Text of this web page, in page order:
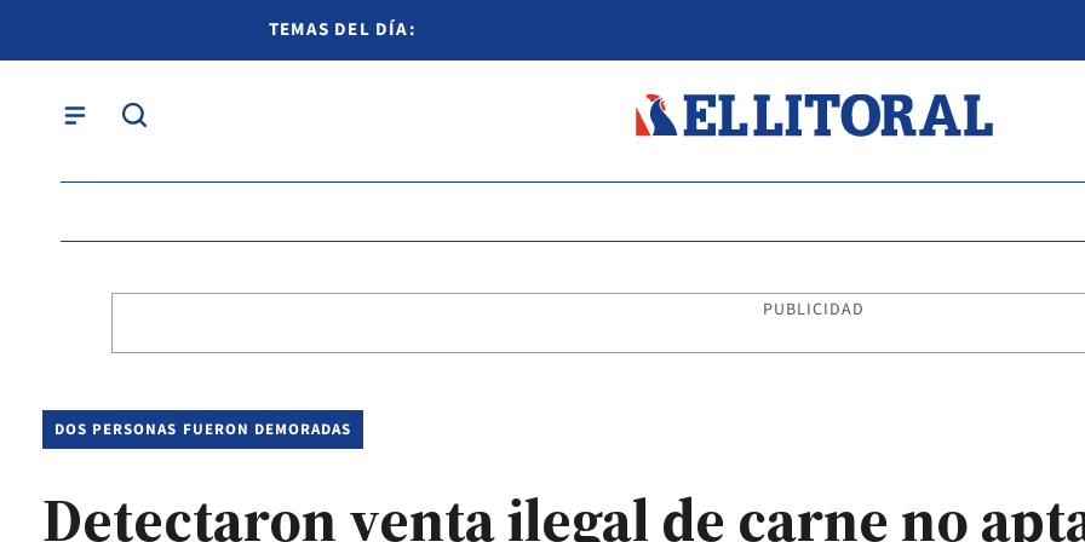
TEMAS DEL DÍA:
PUBLICIDAD
DOS PERSONAS FUERON DEMORADAS
Detectaron venta ilegal de carne no